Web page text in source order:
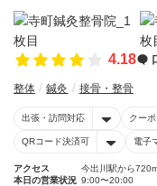
4.18
整体 鍼灸 接骨・整骨
出張・訪問対応 クー
QRコード決済可 電子
アクセス
今出川駅から
本日の営業状況 9:00〜20:00